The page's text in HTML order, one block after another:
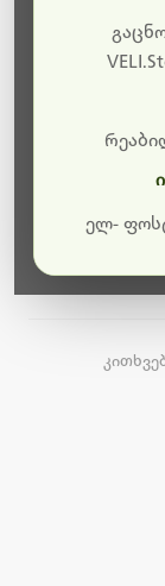
მალე
ელ-